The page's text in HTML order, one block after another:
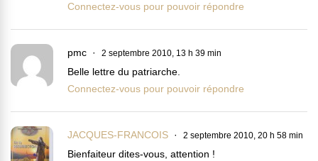
Connectez-vous pour pouvoir répondre
pmc 2 septembre 2010, 13 h 39 min
Belle lettre du patriarche.
Connectez-vous pour pouvoir répondre
JACQUES-FRANCOIS 2 septembre 2010, 20 h 58 min
Bienfaiteur dites-vous, attention !